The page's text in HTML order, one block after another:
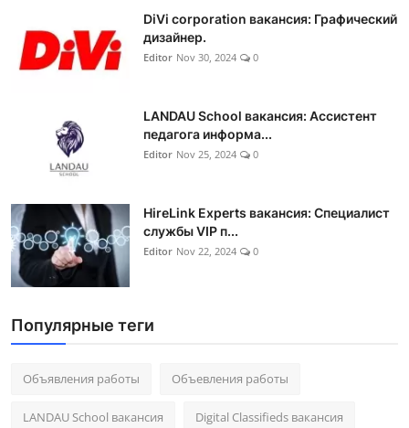
DiVi corporation вакансия: Графический
дизайнер.
Editor Nov 30, 2024 0
LANDAU School вакансия: Ассистент
педагога информа...
Editor Nov 25, 2024 0
HireLink Experts вакансия: Специалист
службы VIP п...
Editor Nov 22, 2024 0
Популярные теги
Объявления работы Объевления работы
LANDAU School вакансия Digital Classifieds вакансия